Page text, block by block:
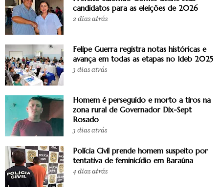
candidatos para as eleições de 2026
2 dias atrás
Felipe Guerra registra notas históricas e
avança em todas as etapas no Ideb 2025
3 dias atrás
Homem é perseguido e morto a tiros na
zona rural de Governador Dix-Sept
Rosado
3 dias atrás
Polícia Civil prende homem suspeito por
tentativa de feminicídio em Baraúna
4 dias atrás